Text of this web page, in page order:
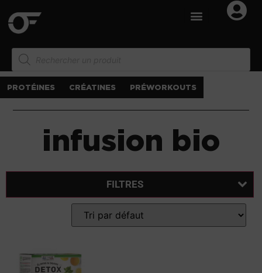
PROTÉINES CRÉATINES PRÉWORKOUTS
infusion bio
FILTRES